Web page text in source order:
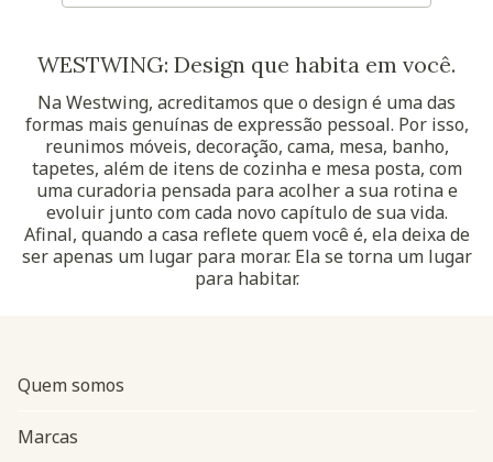
WESTWING: Design que habita em você.
Na Westwing, acreditamos que o design é uma das
formas mais genuínas de expressão pessoal. Por isso,
reunimos móveis, decoração, cama, mesa, banho,
tapetes, além de itens de cozinha e mesa posta, com
uma curadoria pensada para acolher a sua rotina e
evoluir junto com cada novo capítulo de sua vida.
Afinal, quando a casa reflete quem você é, ela deixa de
ser apenas um lugar para morar. Ela se torna um lugar
para habitar.
Quem somos
Marcas